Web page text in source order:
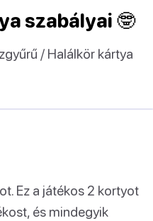
szabályai 🤓
/ Halálkör kártya
Ez a játékos 2 kortyot
és mindegyik